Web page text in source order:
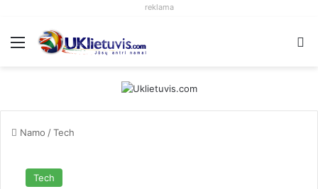
reklama
Meniu
Namo /Tech
Tech